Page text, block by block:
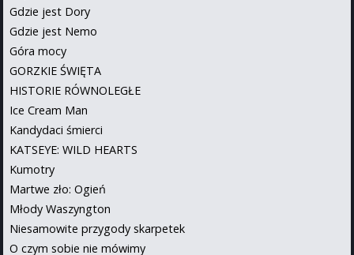
Gdzie jest Dory
Gdzie jest Nemo
Góra mocy
GORZKIE ŚWIĘTA
HISTORIE RÓWNOLEGŁE
Ice Cream Man
Kandydaci śmierci
KATSEYE: WILD HEARTS
Kumotry
Martwe zło: Ogień
Młody Waszyngton
Niesamowite przygody skarpetek
O czym sobie nie mówimy